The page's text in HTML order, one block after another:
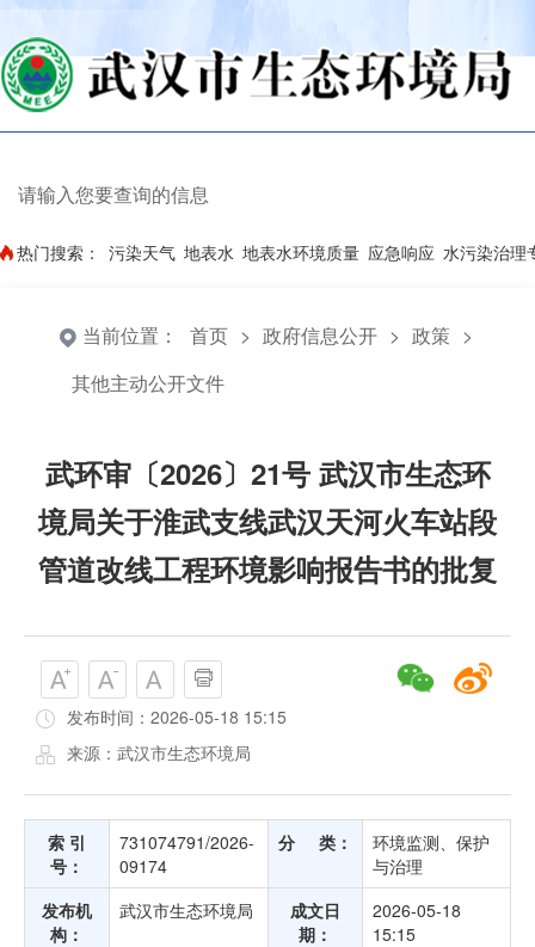
热门搜索： 污染天气 地表水 地表水环境质量 应急响应 水污染治理
当前位置： 首页 > 政府信息公开 > 政策 >
其他主动公开文件
武环审〔2026〕21号 武汉市生态环
境局关于淮武支线武汉天河火车站段
管道改线工程环境影响报告书的批复
发布时间：2026-05-18 15:15
来源：武汉市生态环境局
索 引
号：
731074791/2026-
09174
分 类：
环境监测、保护
与治理
发布机
构：
武汉市生态环境局
成文日
期：
2026-05-18
15:15